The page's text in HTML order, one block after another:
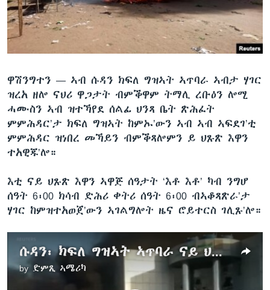
ቂሔ ጽልሚ
ቋንቋታት
ዋሽንግተን — ኣብ ሱዳን ክፍለ ግዝኣት ኣጥባራ ኣብታ ሃገር
ዝረአ ዘሎ ናህሪ ዋጋታት ብምቕዋም ትማሊ ረቡዕን ሎሚ
ሓሙስን ኣብ ዝተኻየደ ሰልፊ ህንጻ ቤት ጽሕፈት
ምምሕዳር’ታ ክፍለ ግዝኣት ከምኡ’ውን ኣብ ኣብ ኣፍደገ’ቲ
ምምሕዳር ዝነበረ መኻይን ብምቕጻሎምን ይ ህጹጽ እዋን
ተአዊጁ’ሎ።
እቲ ናይ ህጹጽ እዋን ኣዋጅ ሰዓታት ‘እቶ እቶ’ ካብ ንግሆ
ሰዓት 6፡00 ክሳብ ድሕሪ ቀትሪ ሰዓት 6፡00 ብኣቆጻጽራ’ታ
ሃገር ከምዝተአወጀ’ውን ኣገልግሎት ዜና ሮይተርስ ገሊጹ’ሎ።
ሱዳን፡ ክፍለ ግዝኣት ኣጥባራ ናይ ህጹጽ እዋን ኣዊጃ
by ድምጺ ኣሜሪካ